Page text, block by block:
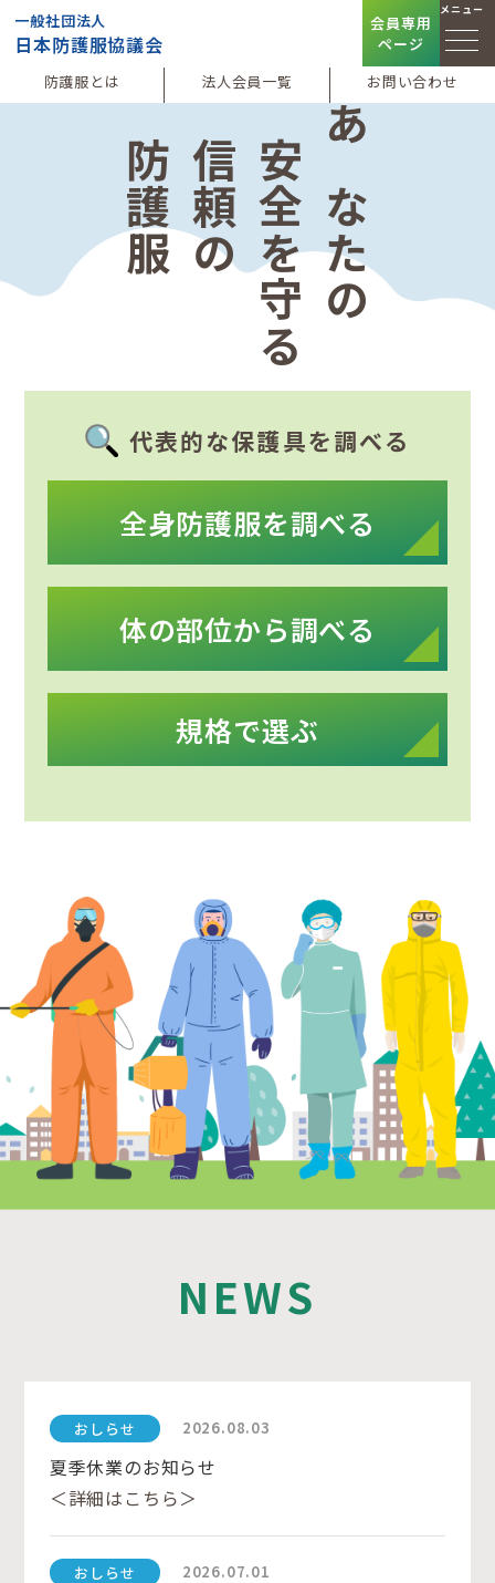
一般社団法人
日本防護服協議会
会員専用
ページ
メニュー
防護服とは 法人会員一覧 お問い合わせ
あなたの
安全を守る
信頼の
防護服
代表的な保護具を調べる
全身防護服を調べる
体の部位から調べる
規格で選ぶ
NEWS
おしらせ 2026.08.03
夏季休業のお知らせ
＜詳細はこちら＞
おしらせ 2026.07.01